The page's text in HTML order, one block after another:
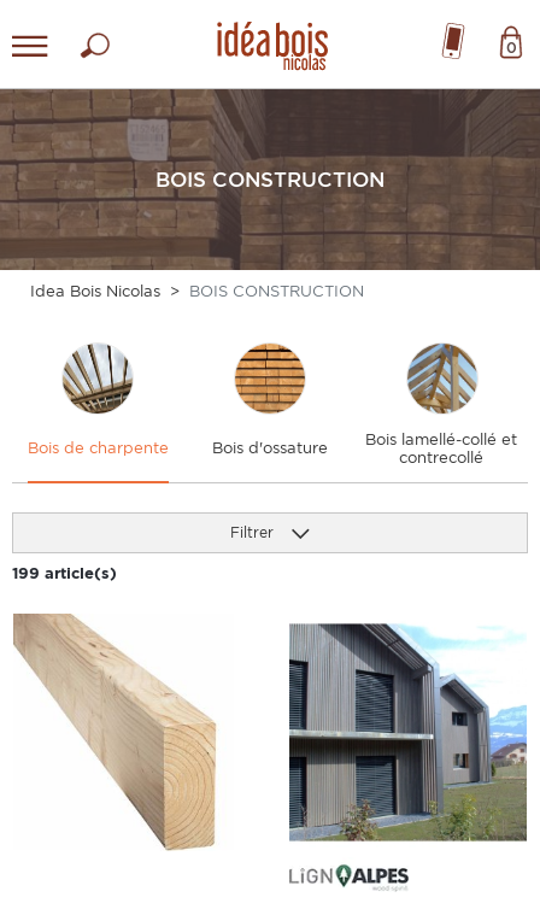
0
BOIS CONSTRUCTION
Idea Bois Nicolas BOIS CONSTRUCTION
Bois de charpente Bois d'ossature
Bois lamellé-collé et
contrecollé
Filtrer
199 article(s)